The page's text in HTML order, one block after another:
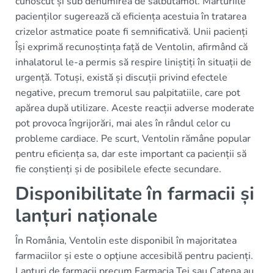
pacienților sugerează că eficiența acestuia în tratarea
crizelor astmatice poate fi semnificativă. Unii pacienți
Își exprimă recunoștința față de Ventolin, afirmând că
inhalatorul le-a permis să respire liniștiți în situații de
urgență. Totuși, există și discuții privind efectele
negative, precum tremorul sau palpitatiile, care pot
apărea după utilizare. Aceste reacții adverse moderate
pot provoca îngrijorări, mai ales în rândul celor cu
probleme cardiace. Pe scurt, Ventolin rămâne popular
pentru eficiența sa, dar este important ca pacienții să
fie conștienți și de posibilele efecte secundare.
Disponibilitate în farmacii și
lanțuri naționale
În România, Ventolin este disponibil în majoritatea
farmaciilor și este o opțiune accesibilă pentru pacienți.